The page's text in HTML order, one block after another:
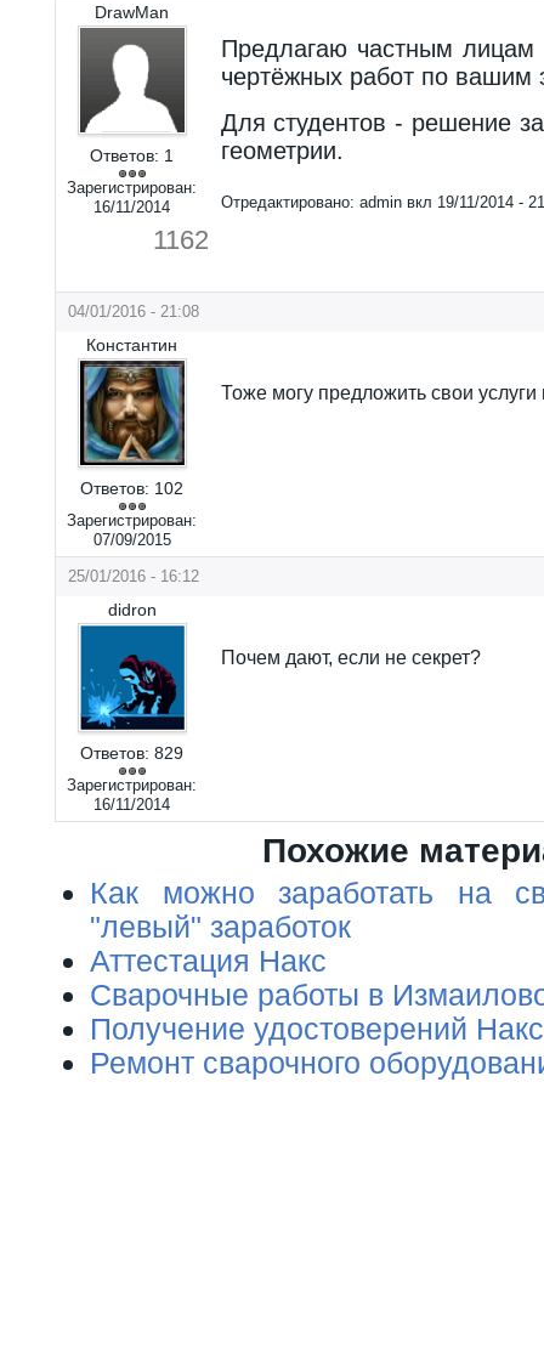
DrawMan
Ответов: 1
Зарегистрирован:
16/11/2014
Предлагаю частным лицам
чертёжных работ по вашим
Для студентов - решение
геометрии.
Отредактировано: adminвкл 19/11/2014 -
1162
04/01/2016 - 21:08
Константин
Ответов: 102
Зарегистрирован:
07/09/2015
Тоже могу предложить свои
25/01/2016 - 16:12
didron
Ответов: 829
Зарегистрирован:
16/11/2014
Почем дают, если не секрет?
Похожие
Как можно заработать на
"левый" заработок
Аттестация Накс
Сварочные работы в
Получение удостоверений Накс
Ремонт сварочного